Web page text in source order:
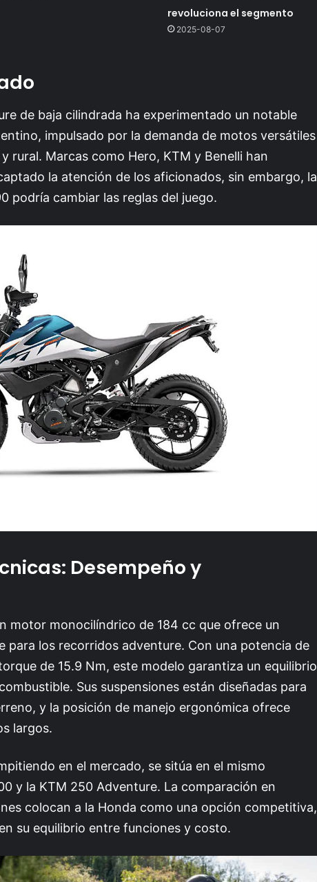
revoluciona el segmento
2025-08-07
de baja cilindrada ha experimentado un notable
impulsado por la demanda de motos versátiles
rural. Marcas como Hero, KTM y Benelli han
la atención de los aficionados, sin embargo, la
podría cambiar las reglas del juego.
Desempeño y
motor monocilíndrico de 184 cc que ofrece un
para los recorridos adventure. Con una potencia de
de 15.9 Nm, este modelo garantiza un equilibrio
Sus suspensiones están diseñadas para
y la posición de manejo ergonómica ofrece
largos.
en el mercado, se sitúa en el mismo
y la KTM 250 Adventure. La comparación en
colocan a la Honda como una opción competitiva,
su equilibrio entre funciones y costo.